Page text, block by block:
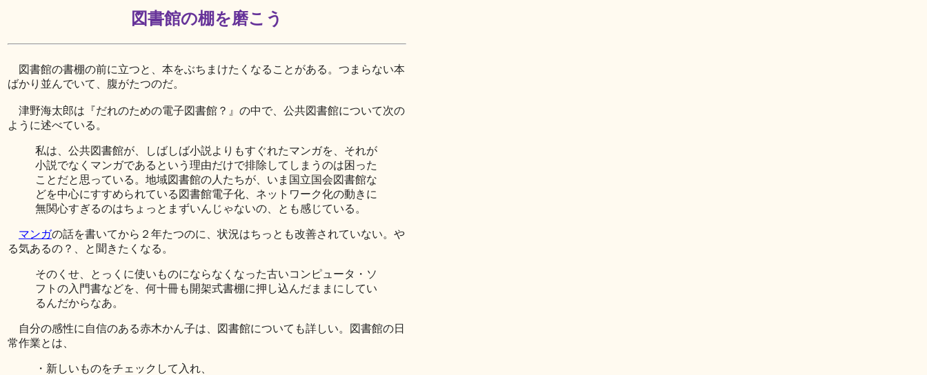
図書館の棚を磨こう
図書館の書棚の前に立つと、本をぶちまけたくなることがある。つまらない本
ばかり並んでいて、腹がたつのだ。
津野海太郎は『だれのための電子図書館？』の中で、公共図書館について次の
ように述べている。
私は、公共図書館が、しばしば小説よりもすぐれたマンガを、それが
小説でなくマンガであるという理由だけで排除してしまうのは困った
ことだと思っている。地域図書館の人たちが、いま国立国会図書館な
どを中心にすすめられている図書館電子化、ネットワーク化の動きに
無関心すぎるのはちょっとまずいんじゃないの、とも感じている。
マンガの話を書いてから２年たつのに、状況はちっとも改善されていない。や
る気あるの？、と聞きたくなる。
そのくせ、とっくに使いものにならなくなった古いコンピュータ・ソ
フトの入門書などを、何十冊も開架式書棚に押し込んだままにしてい
るんだからなあ。
自分の感性に自信のある赤木かん子は、図書館についても詳しい。図書館の日
常作業とは、
・新しいものをチェックして入れ、